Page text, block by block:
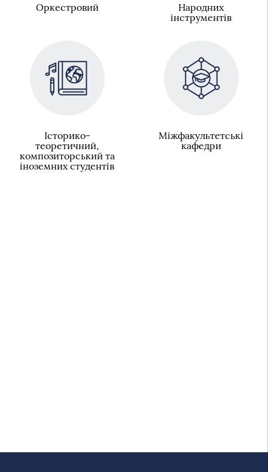
Оркестровий
Народних
інструментів
Історико-
теоретичний,
композиторський та
іноземних студентів
Міжфакультетські
кафедри